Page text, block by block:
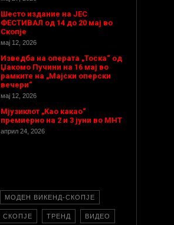
Шесто издание на ЈЕС
ФЕСТИВАЛ од 14 до 20 мај во
Скопје
мај 12, 2026
Изведба на операта „Тоска“ од
Џакомо Пучини на 16 мај во
рамките на „Мајски оперски
вечери“
мај 12, 2026
Мјузиклот „Као какао“
премиерно на 2 и 3 јуни во МНТ
април 24, 2026
МОДЕН ВИКЕНД-СКОПЈЕ
СКОПЈЕ ТРЕНД ВИДЕО